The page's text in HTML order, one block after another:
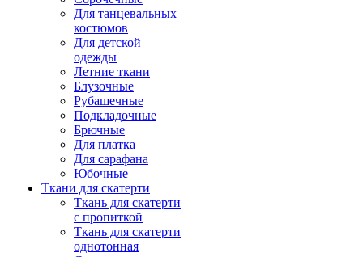
Для танцевальных
костюмов
Для детской
одежды
Летние ткани
Блузочные
Рубашечные
Подкладочные
Брючные
Для платка
Для сарафана
Юбочные
Ткани для скатерти
Ткань для скатерти
с пропиткой
Ткань для скатерти
однотонная